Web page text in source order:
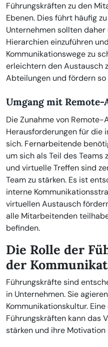
Führungskräften zu den
Ebenen. Dies führt häufig
Unternehmen sollten
Hierarchien einzuführen
Kommunikationswege zu
erleichtern den Austausch
Abteilungen und fördern so
Umgang mit Remote-
Die Zunahme von
Herausforderungen für die
sich. Fernarbeitende
um sich als Teil des Teams
und virtuelle Treffen sind
Team zu stärken. Es ist
interne
virtuellen Austausch
alle Mitarbeitenden
befinden.
Die Rolle der
der
Führungskräfte sind
in Unternehmen. Sie
Kommunikationskultur.
Führungskräften kann das
stärken und ihre Motivation